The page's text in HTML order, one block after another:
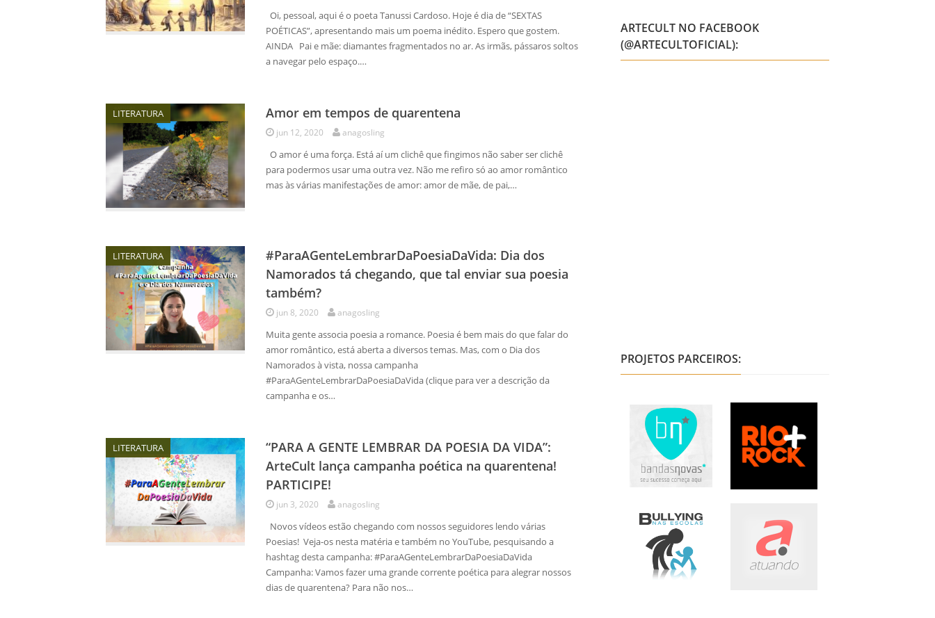
Oi, pessoal, aqui é o poeta Tanussi Cardoso. Hoje é dia de “SEXTAS
POÉTICAS”, apresentando mais um poema inédito. Espero que gostem.
AINDA Pai e mãe: diamantes fragmentados no ar. As irmãs, pássaros soltos
a navegar pelo espaço.…
LITERATURA Amor em tempos de quarentena
jun 12, 2020 anagosling
O amor é uma força. Está aí um clichê que fingimos não saber ser clichê
para podermos usar uma outra vez. Não me refiro só ao amor romântico
mas às várias manifestações de amor: amor de mãe, de pai,…
LITERATURA
#ParaAGenteLembrarDaPoesiaDaVida: Dia dos
Namorados tá chegando, que tal enviar sua poesia
também?
jun 8, 2020 anagosling
Muita gente associa poesia a romance. Poesia é bem mais do que falar do
amor romântico, está aberta a diversos temas. Mas, com o Dia dos
Namorados à vista, nossa campanha
#ParaAGenteLembrarDaPoesiaDaVida (clique para ver a descrição da
campanha e os…
LITERATURA
“PARA A GENTE LEMBRAR DA POESIA DA VIDA”:
ArteCult lança campanha poética na quarentena!
PARTICIPE!
jun 3, 2020 anagosling
Novos vídeos estão chegando com nossos seguidores lendo várias
Poesias! Veja-os nesta matéria e também no YouTube, pesquisando a
hashtag desta campanha: #ParaAGenteLembrarDaPoesiaDaVida
Campanha: Vamos fazer uma grande corrente poética para alegrar nossos
dias de quarentena? Para não nos…
ARTECULT NO FACEBOOK
(@ARTECULTOFICIAL):
PROJETOS PARCEIROS: